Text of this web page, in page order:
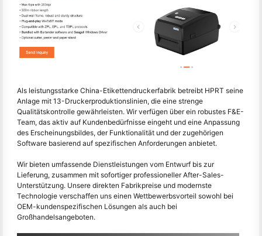
Als leistungsstarke China-Etikettendruckerfabrik betreibt HPRT seine
Anlage mit 13-Druckerproduktionslinien, die eine strenge
Qualitätskontrolle gewährleisten. Wir verfügen über ein robustes F&E-
Team, das aktiv auf Kundenbedürfnisse eingeht und eine Anpassung
des Erscheinungsbildes, der Funktionalität und der zugehörigen
Software basierend auf spezifischen Anforderungen anbietet.
Wir bieten umfassende Dienstleistungen vom Entwurf bis zur
Lieferung, zusammen mit sofortiger professioneller After-Sales-
Unterstützung. Unsere direkten Fabrikpreise und modernste
Technologie verschaffen uns einen Wettbewerbsvorteil sowohl bei
OEM-kundenspezifischen Lösungen als auch bei
Großhandelsangeboten.